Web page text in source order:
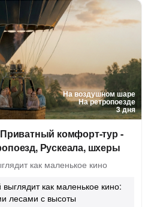
На воздушном шаре
На ретропоезде
3 дня
комфорт-тур -
Рускеала, шхеры
как маленькое кино
как маленькое кино:
лесами с высоты